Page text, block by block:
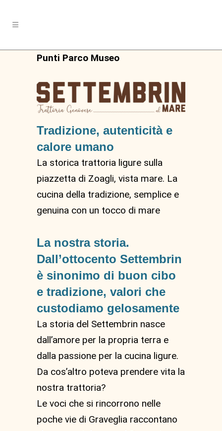
Punti Parco Museo
Tradizione, autenticità e
calore umano
La storica trattoria ligure sulla
piazzetta di Zoagli, vista mare. La
cucina della tradizione, semplice e
genuina con un tocco di mare
La nostra storia.
Dall’ottocento Settembrin
è sinonimo di buon cibo
e tradizione, valori che
custodiamo gelosamente
La storia del Settembrin nasce
dall’amore per la propria terra e
dalla passione per la cucina ligure.
Da cos’altro poteva prendere vita la
nostra trattoria?
Le voci che si rincorrono nelle
poche vie di Graveglia raccontano